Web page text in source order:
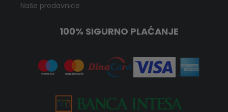
Naše prodavnice
100% SIGURNO PLAĆANJE